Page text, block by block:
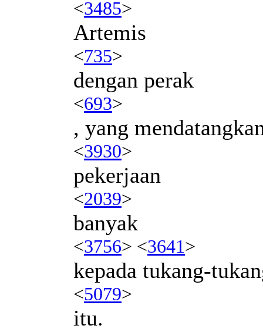
<3485>
Artemis
<735>
dengan perak
<693>
, yang
<3930>
pekerjaan
<2039>
banyak
<3756> <3641>
kepada tukang-
<5079>
itu.